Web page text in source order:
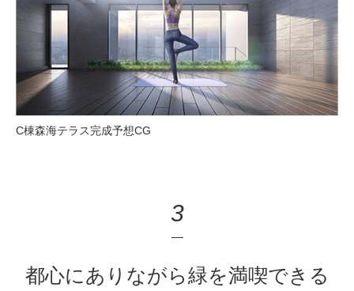
C棟森海テラス完成予想CG
3
都心にありながら緑を満喫できる